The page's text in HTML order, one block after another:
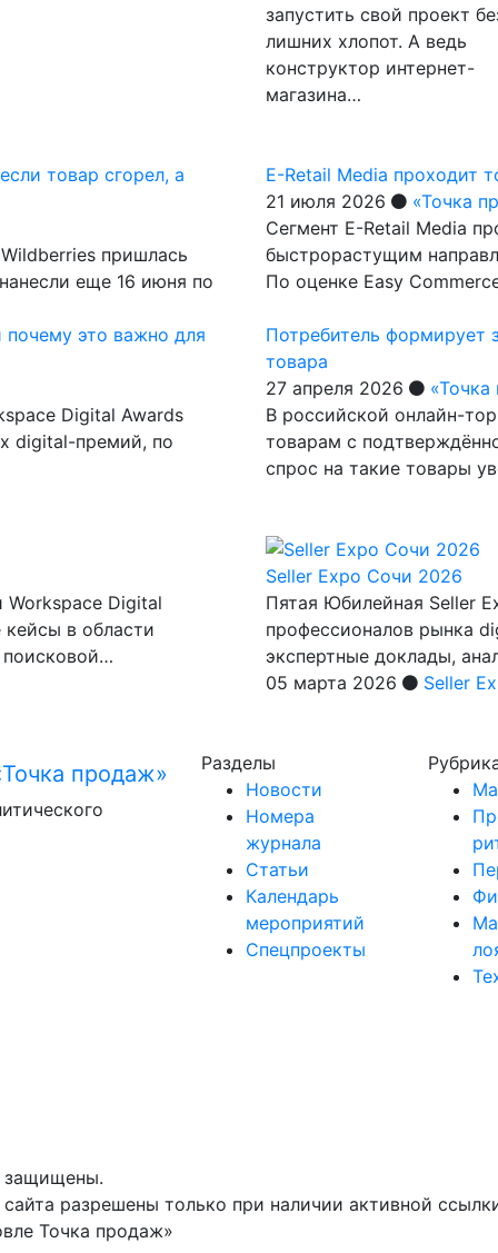
запустить свой проект
лишних хлопот. А ведь
конструктор интернет-
магазина…
товар сгорел, а
пришлась
еще 16 июня по
E-Retail Media проходит
21 июля 2026
«Точка
Сегмент E-Retail Media
быстрорастущим
По оценке Easy
это важно для
Digital Awards
digital-премий, по
Потребитель формирует
товара
27 апреля 2026
В российской онлайн-
товарам с
спрос на такие товары
Digital
в области
поисковой…
Seller Expo Сочи 2026
Пятая Юбилейная Seller
профессионалов рынка
экспертные доклады,
05 марта 2026
Seller
Разделы
Новости
Номера
журнала
Статьи
Календарь
мероприятий
Спецпроекты
защищены.
разрешены только при наличии активной
Точка продаж»